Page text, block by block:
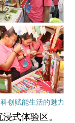
创赋能生活的魅力
式体验区。